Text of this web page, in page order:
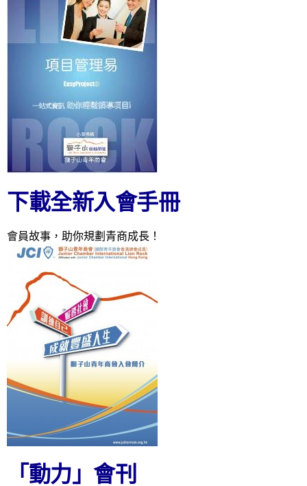
下載全新入會手冊
會員故事，助你規劃青商成長！
「動力」會刊